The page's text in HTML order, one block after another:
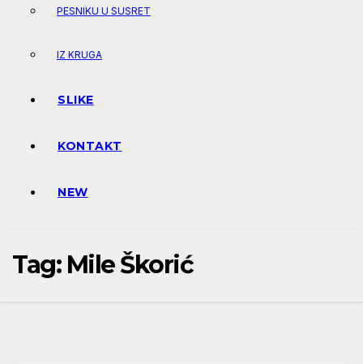
PESNIKU U SUSRET
IZ KRUGA
SLIKE
KONTAKT
NEW
Tag: Mile Škorić